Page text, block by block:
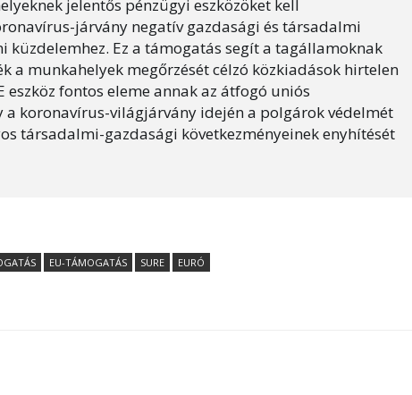
jelentős pénzügyi eszközöket kell
járvány negatív gazdasági és társadalmi
küzdelemhez. Ez a támogatás segít a tagállamoknak
a munkahelyek megőrzését célzó közkiadások hirtelen
eszköz fontos eleme annak az átfogó uniós
a koronavírus-világjárvány idején a polgárok védelmét
társadalmi-gazdasági következményeinek enyhítését
EU-TÁMOGATÁS SURE EURÓ